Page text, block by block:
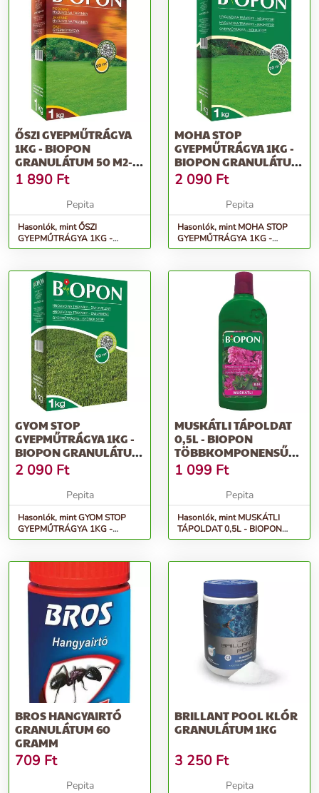
ŐSZI GYEPMŰTRÁGYA
1KG - BIOPON
GRANULÁTUM 50 M2-
RE ELEGENDŐ TÖBBK...
1 890 Ft
Pepita
Hasonlók, mint ŐSZI
GYEPMŰTRÁGYA 1KG -
BIOPON granulátum 50 m2-re
MOHA STOP
GYEPMŰTRÁGYA 1KG -
BIOPON GRANULÁTUM
30 M2-RE ELEGENDŐ...
2 090 Ft
Pepita
Hasonlók, mint MOHA STOP
GYEPMŰTRÁGYA 1KG -
BIOPON granulátum 30 m2-re
GYOM STOP
GYEPMŰTRÁGYA 1KG -
BIOPON GRANULÁTUM
50 M2-RE ELEGENDŐ...
2 090 Ft
Pepita
Hasonlók, mint GYOM STOP
GYEPMŰTRÁGYA 1KG -
BIOPON granulátum 50 m2-re
MUSKÁTLI TÁPOLDAT
0,5L - BIOPON
TÖBBKOMPONENSŰ
ÁSVÁNYI MŰTRÁGYA
S...
1 099 Ft
Pepita
Hasonlók, mint MUSKÁTLI
TÁPOLDAT 0,5L - BIOPON
többkomponensű ásványi
BROS HANGYAIRTÓ
GRANULÁTUM 60
GRAMM
709 Ft
Pepita
BRILLANT POOL KLÓR
GRANULÁTUM 1KG
3 250 Ft
Pepita